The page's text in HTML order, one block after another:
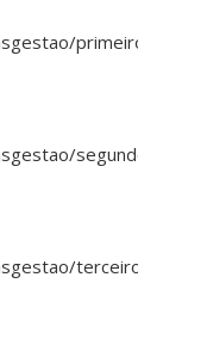
primeiro-
segundo-
terceiro-